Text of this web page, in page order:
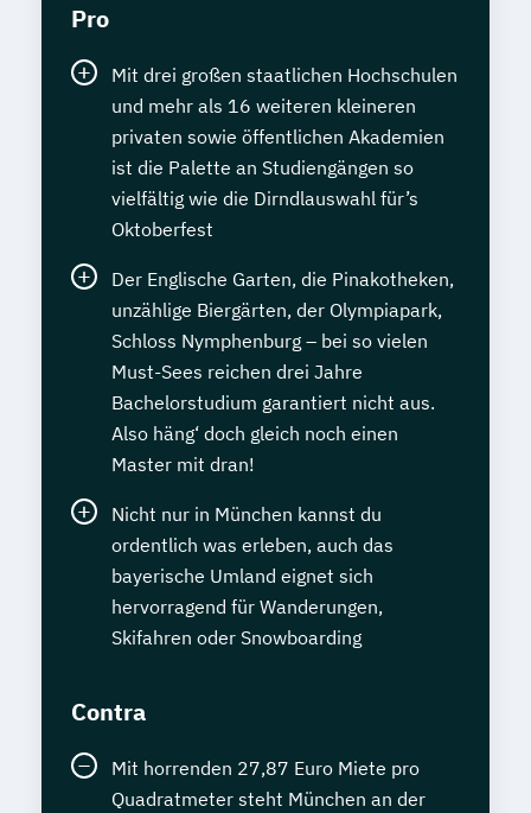
Pro
Mit drei großen staatlichen Hochschulen
und mehr als 16 weiteren kleineren
privaten sowie öffentlichen Akademien
ist die Palette an Studiengängen so
vielfältig wie die Dirndlauswahl für’s
Oktoberfest
Der Englische Garten, die Pinakotheken,
unzählige Biergärten, der Olympiapark,
Schloss Nymphenburg – bei so vielen
Must-Sees reichen drei Jahre
Bachelorstudium garantiert nicht aus.
Also häng‘ doch gleich noch einen
Master mit dran!
Nicht nur in München kannst du
ordentlich was erleben, auch das
bayerische Umland eignet sich
hervorragend für Wanderungen,
Skifahren oder Snowboarding
Contra
Mit horrenden 27,87 Euro Miete pro
Quadratmeter steht München an der